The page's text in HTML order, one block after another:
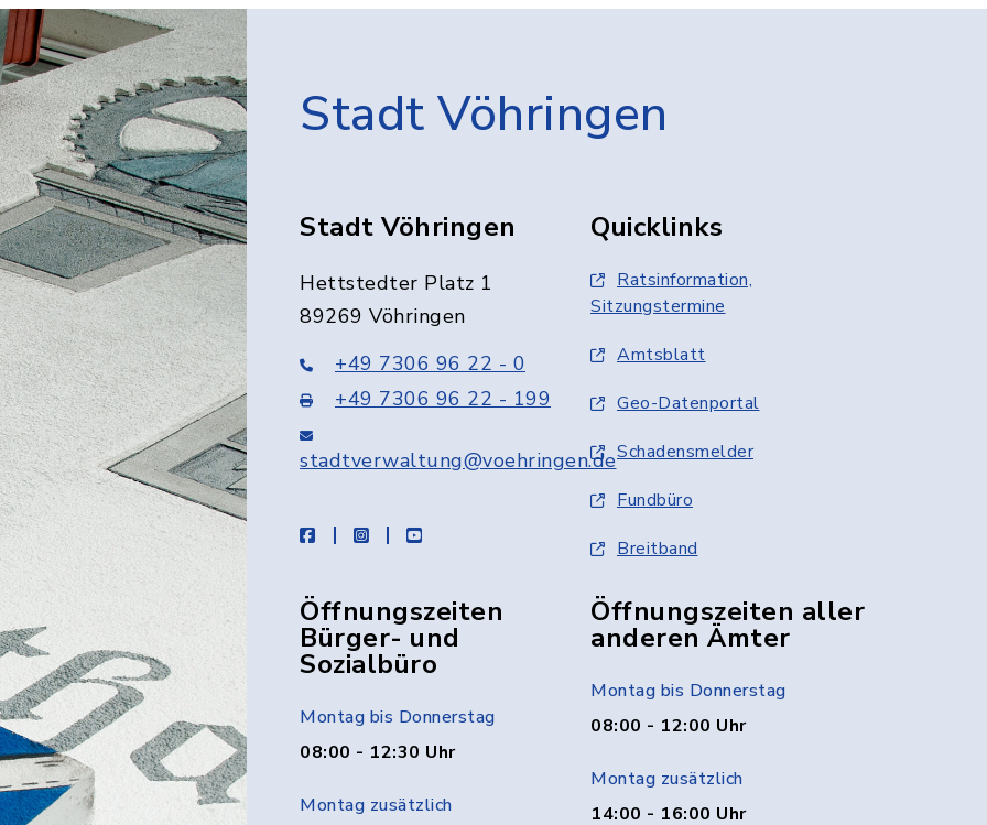
Stadt Vöhringen
Stadt Vöhringen
Hettstedter Platz 1
89269 Vöhringen
+49 7306 96 22 - 0
+49 7306 96 22 - 199
stadtverwaltung@voehringen.de
facebookinstagramyoutube
Quicklinks
Ratsinformation,
Sitzungstermine
Amtsblatt
Geo-Datenportal
Schadensmelder
Fundbüro
Breitband
Öffnungszeiten
Bürger- und
Sozialbüro
Montag bis Donnerstag
08:00 - 12:30 Uhr
Montag zusätzlich
Öffnungszeiten aller
anderen Ämter
Montag bis Donnerstag
08:00 - 12:00 Uhr
Montag zusätzlich
14:00 - 16:00 Uhr